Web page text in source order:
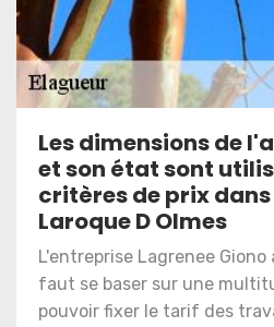
Les dimensions de
et son état sont
critères de prix
Laroque D Olmes
L'entreprise Lagrenee
faut se baser sur une
pouvoir fixer le tarif des